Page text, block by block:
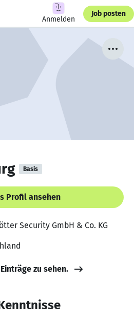
Anmelden
Job posten
Basis
Profil ansehen
Security GmbH & Co. KG
zu sehen.